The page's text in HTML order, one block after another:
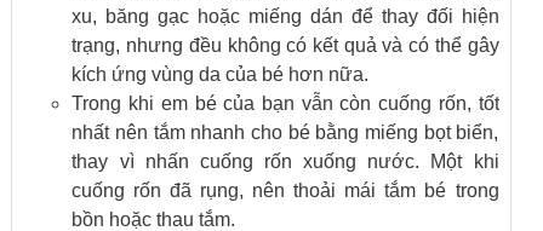
xu, băng gạc hoặc miếng dán để thay đối hiện
trạng, nhưng đều không có kết quả và có thể gây
kích ứng vùng da của bé hơn nữa.
Trong khi em bé của bạn vẫn còn cuống rốn, tốt
nhất nên tắm nhanh cho bé bằng miếng bọt biển,
thay vì nhấn cuống rốn xuống nước. Một khi
cuống rốn đã rụng, nên thoải mái tắm bé trong
bồn hoặc thau tắm.